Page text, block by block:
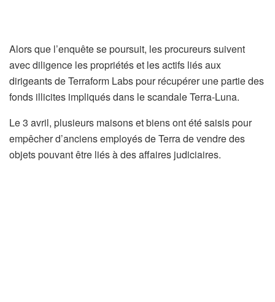
Alors que l’enquête se poursuit, les procureurs suivent
avec diligence les propriétés et les actifs liés aux
dirigeants de Terraform Labs pour récupérer une partie des
fonds illicites impliqués dans le scandale Terra-Luna.
Le 3 avril, plusieurs maisons et biens ont été saisis pour
empêcher d’anciens employés de Terra de vendre des
objets pouvant être liés à des affaires judiciaires.